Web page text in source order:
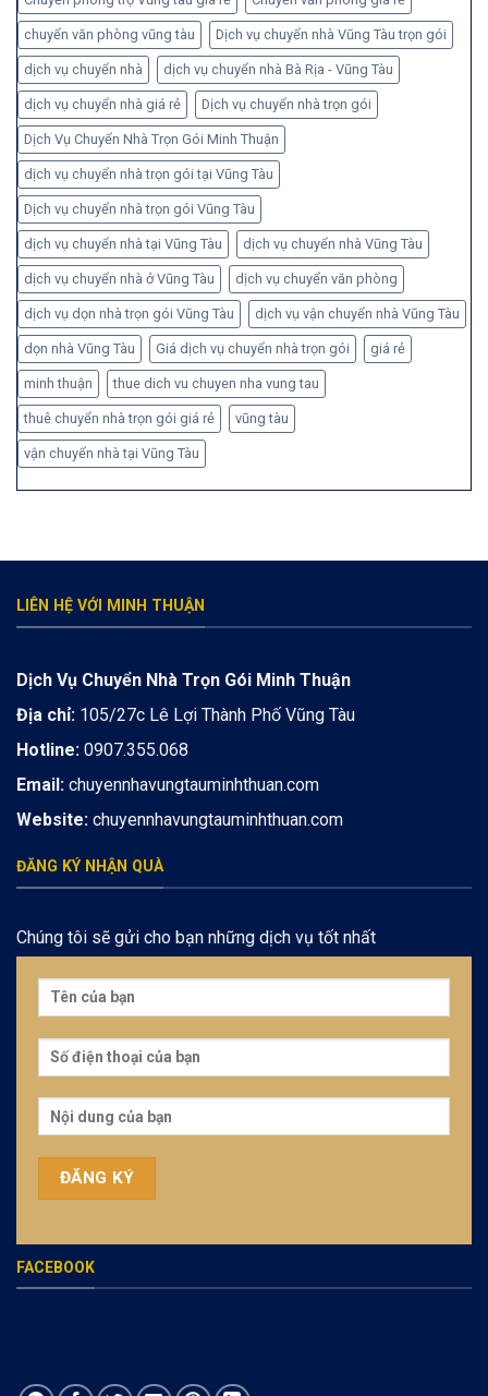
chuyển văn phòng vũng tàu Dịch vụ chuyển nhà Vũng Tàu trọn gói
dịch vụ chuyển nhà dịch vụ chuyển nhà Bà Rịa - Vũng Tàu
dịch vụ chuyển nhà giá rẻ Dịch vụ chuyển nhà trọn gói
Dịch Vụ Chuyển Nhà Trọn Gói Minh Thuận
dịch vụ chuyển nhà trọn gói tại Vũng Tàu
Dịch vụ chuyển nhà trọn gói Vũng Tàu
dịch vụ chuyển nhà tại Vũng Tàu dịch vụ chuyển nhà Vũng Tàu
dịch vụ chuyển nhà ở Vũng Tàu dịch vụ chuyển văn phòng
dịch vụ dọn nhà trọn gói Vũng Tàu dịch vụ vận chuyển nhà Vũng Tàu
dọn nhà Vũng Tàu Giá dịch vụ chuyển nhà trọn gói giá rẻ
minh thuận thue dich vu chuyen nha vung tau
thuê chuyển nhà trọn gói giá rẻ vũng tàu
vận chuyển nhà tại Vũng Tàu
LIÊN HỆ VỚI MINH THUẬN
Dịch Vụ Chuyển Nhà Trọn Gói Minh Thuận
Địa chỉ: 105/27c Lê Lợi Thành Phố Vũng Tàu
Hotline: 0907.355.068
Email: chuyennhavungtauminhthuan.com
Website: chuyennhavungtauminhthuan.com
ĐĂNG KÝ NHẬN QUÀ
Chúng tôi sẽ gửi cho bạn những dịch vụ tốt nhất
FACEBOOK